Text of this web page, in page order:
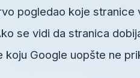
pogledao koje
se vidi da stranica
koju Google uopšte ne